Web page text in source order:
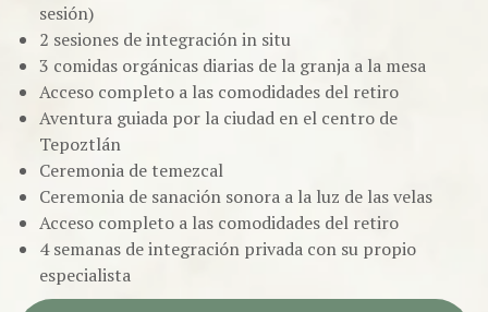
sesión)
2 sesiones de integración in situ
3 comidas orgánicas diarias de la granja a la mesa
Acceso completo a las comodidades del retiro
Aventura guiada por la ciudad en el centro de
Tepoztlán
Ceremonia de temezcal
Ceremonia de sanación sonora a la luz de las velas
Acceso completo a las comodidades del retiro
4 semanas de integración privada con su propio
especialista